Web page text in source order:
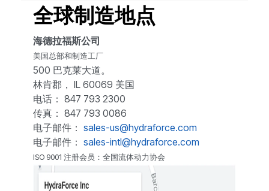
全球制造地点
海德拉福斯公司
美国总部和制造工厂
500 巴克莱大道。
林肯郡， IL 60069 美国
电话： 847 793 2300
传真： 847 793 0086
电子邮件： sales-us@hydraforce.com
电子邮件： sales-intl@hydraforce.com
ISO 9001 注册会员：全国流体动力协会